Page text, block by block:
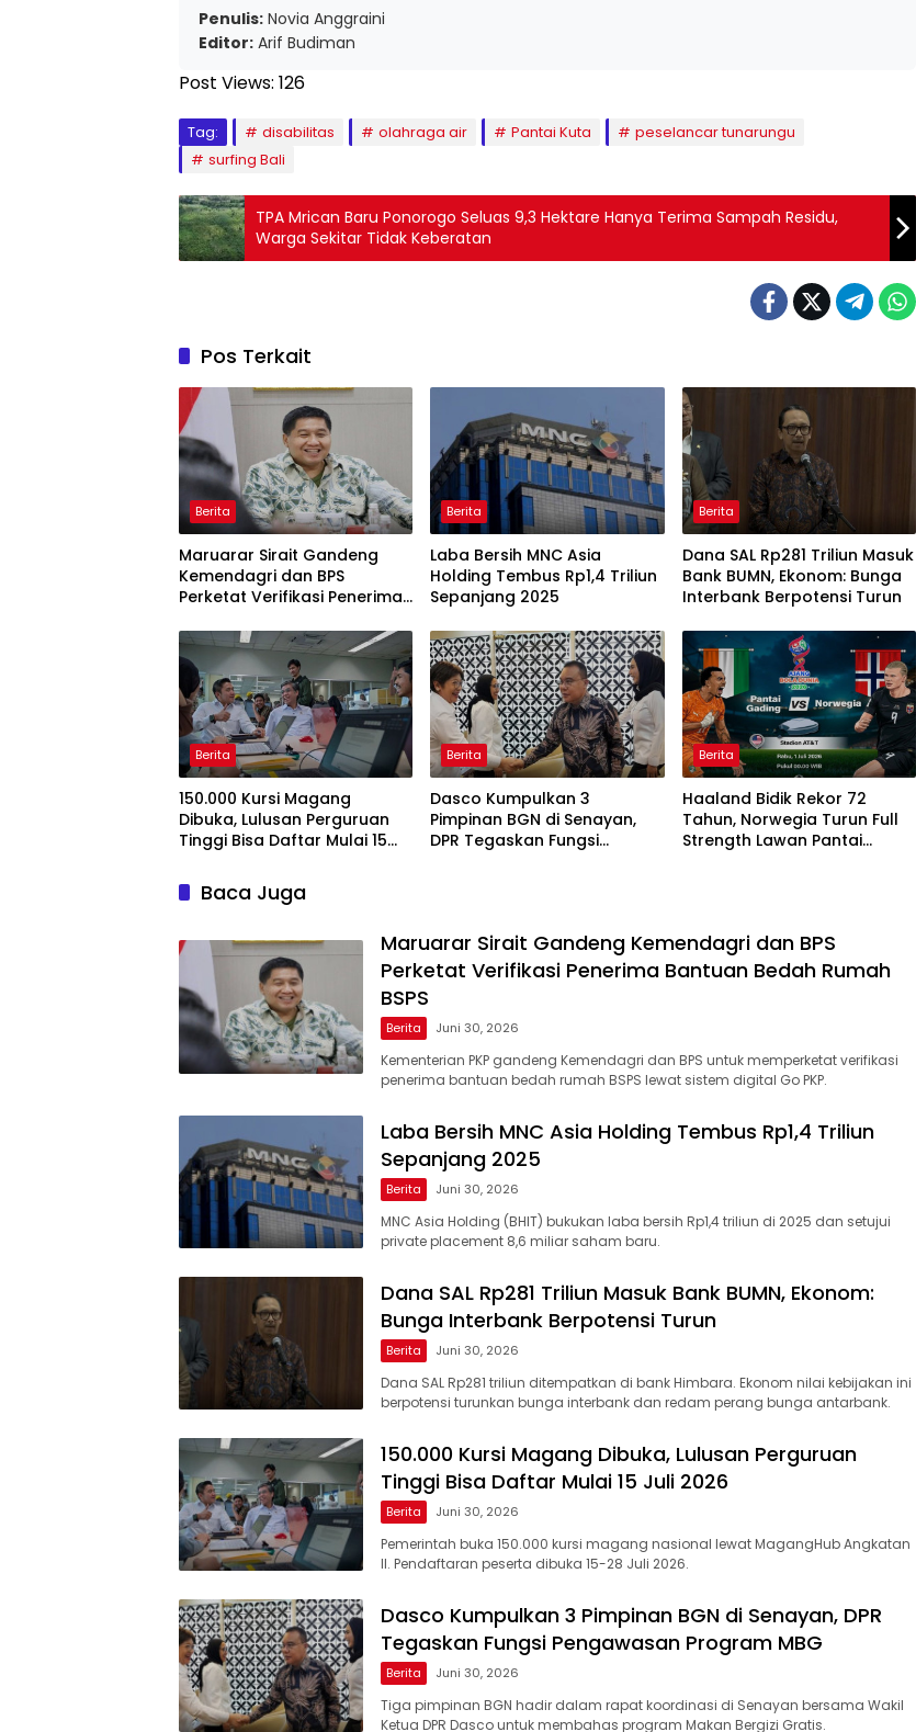
Penulis: Novia Anggraini
Editor: Arif Budiman
Post Views: 126
Tag: disabilitas olahraga air Pantai Kuta
peselancar tunarungu
surfing Bali
TPA Mrican Baru Ponorogo Seluas 9,3 Hektare Hanya Terima Sampah Residu,
Warga Sekitar Tidak Keberatan
Pos Terkait
Berita
Maruarar Sirait Gandeng
Kemendagri dan BPS
Perketat Verifikasi Penerima
Berita
Laba Bersih MNC Asia
Holding Tembus Rp1,4 Triliun
Sepanjang 2025
Berita
Dana SAL Rp281 Triliun Masuk
Bank BUMN, Ekonom: Bunga
Interbank Berpotensi Turun
Berita
150.000 Kursi Magang
Dibuka, Lulusan Perguruan
Tinggi Bisa Daftar Mulai 15
Berita
Dasco Kumpulkan 3
Pimpinan BGN di Senayan,
DPR Tegaskan Fungsi
Berita
Haaland Bidik Rekor 72
Tahun, Norwegia Turun Full
Strength Lawan Pantai
Baca Juga
Maruarar Sirait Gandeng Kemendagri dan BPS
Perketat Verifikasi Penerima Bantuan Bedah Rumah
BSPS
Berita Juni 30, 2026
Kementerian PKP gandeng Kemendagri dan BPS untuk memperketat verifikasi
penerima bantuan bedah rumah BSPS lewat sistem digital Go PKP.
Laba Bersih MNC Asia Holding Tembus Rp1,4 Triliun
Sepanjang 2025
Berita Juni 30, 2026
MNC Asia Holding (BHIT) bukukan laba bersih Rp1,4 triliun di 2025 dan setujui
private placement 8,6 miliar saham baru.
Dana SAL Rp281 Triliun Masuk Bank BUMN, Ekonom:
Bunga Interbank Berpotensi Turun
Berita Juni 30, 2026
Dana SAL Rp281 triliun ditempatkan di bank Himbara. Ekonom nilai kebijakan ini
berpotensi turunkan bunga interbank dan redam perang bunga antarbank.
150.000 Kursi Magang Dibuka, Lulusan Perguruan
Tinggi Bisa Daftar Mulai 15 Juli 2026
Berita Juni 30, 2026
Pemerintah buka 150.000 kursi magang nasional lewat MagangHub Angkatan
II. Pendaftaran peserta dibuka 15-28 Juli 2026.
Dasco Kumpulkan 3 Pimpinan BGN di Senayan, DPR
Tegaskan Fungsi Pengawasan Program MBG
Berita Juni 30, 2026
Tiga pimpinan BGN hadir dalam rapat koordinasi di Senayan bersama Wakil
Ketua DPR Dasco untuk membahas program Makan Bergizi Gratis.